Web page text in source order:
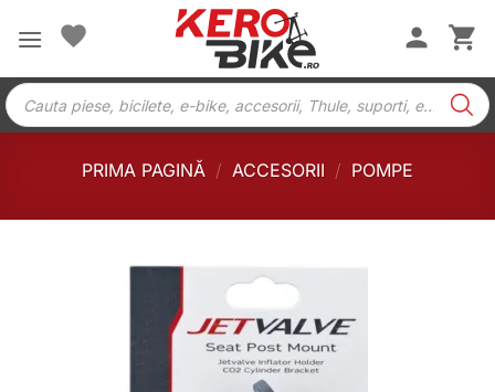
Products
search
PRIMA PAGINĂ / ACCESORII / POMPE